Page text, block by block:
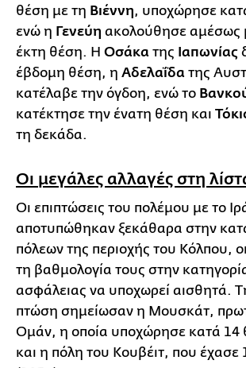
θέση με τη Βιέννη, υποχώρησε
ενώ η Γενεύη ακολούθησε αμέσως
έκτη θέση. Η Οσάκα της Ιαπωνίας
έβδομη θέση, η Αδελαΐδα της
κατέλαβε την όγδοη, ενώ το
κατέκτησε την ένατη θέση και
τη δεκάδα.
Οι μεγάλες αλλαγές στη
Οι επιπτώσεις του πολέμου με το
αποτυπώθηκαν ξεκάθαρα στην
πόλεων της περιοχής του Κόλπου,
τη βαθμολογία τους στην
ασφάλειας να υποχωρεί αισθητά.
πτώση σημείωσαν η Μουσκάτ,
Ομάν, η οποία υποχώρησε κατά 14
και η πόλη του Κουβέιτ, που έχασε